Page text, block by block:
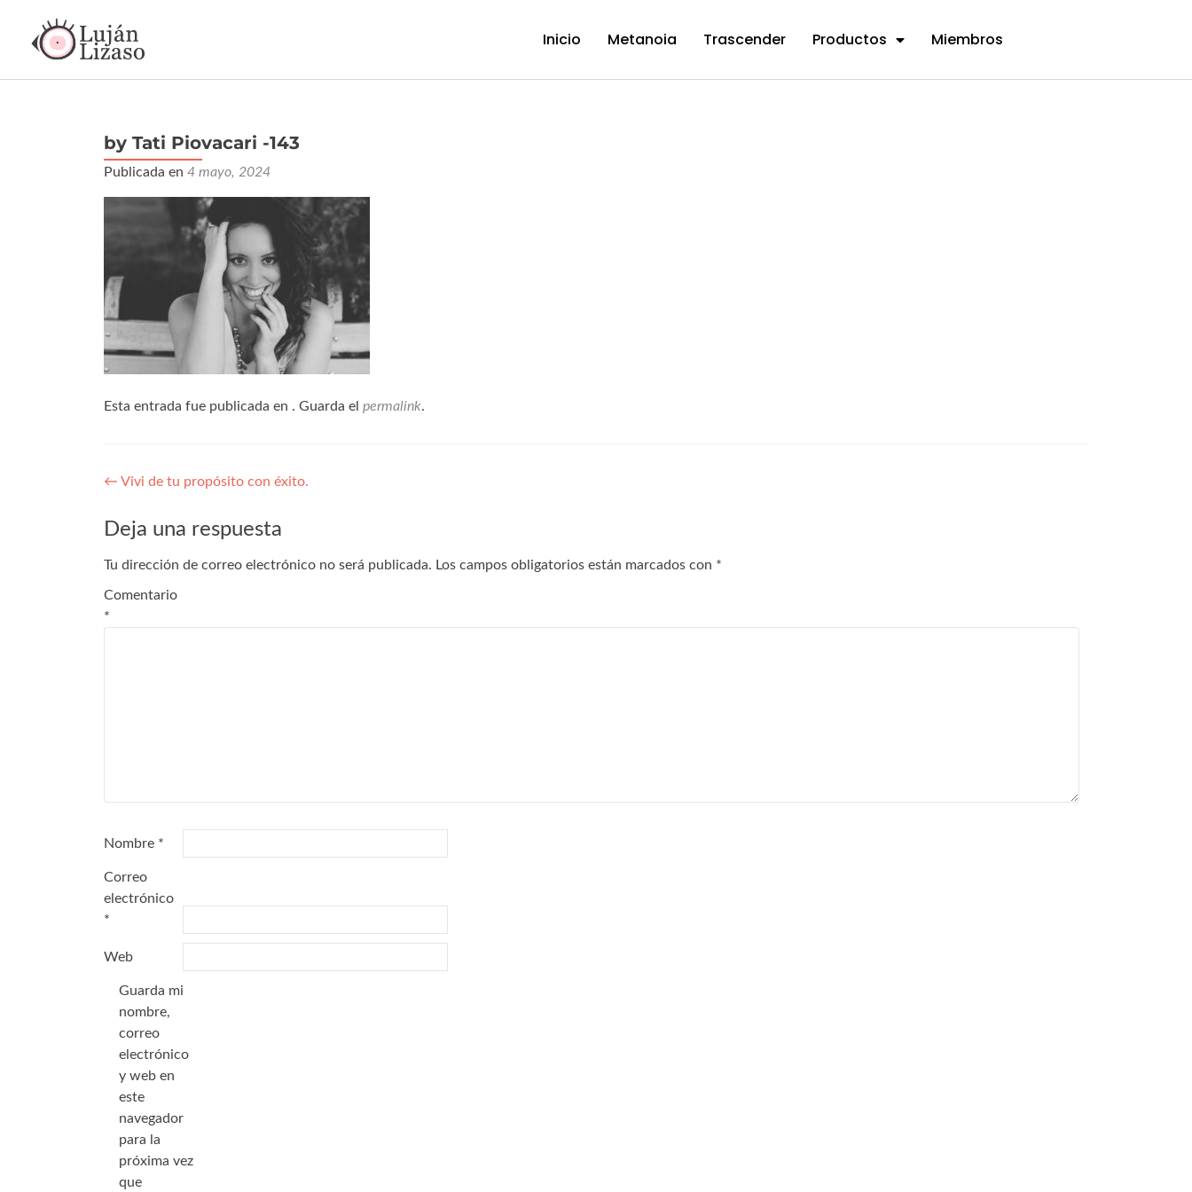
Inicio Metanoia Trascender Productos Miembros
by Tati Piovacari -143
Publicada en 4 mayo, 2024
Esta entrada fue publicada en . Guarda el permalink.
← Vivi de tu propósito con éxito.
Deja una respuesta
Tu dirección de correo electrónico no será publicada. Los campos obligatorios están marcados con *
Comentario
*
Nombre *
Correo
electrónico
*
Web
Guarda mi
nombre,
correo
electrónico
y web en
este
navegador
para la
próxima vez
que